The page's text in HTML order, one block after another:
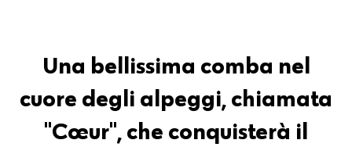
Una bellissima comba nel
cuore degli alpeggi, chiamata
"Cœur", che conquisterà il